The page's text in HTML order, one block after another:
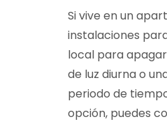
Si vive en un
instalaciones
local para
de luz diurna o
periodo de
opción, puedes